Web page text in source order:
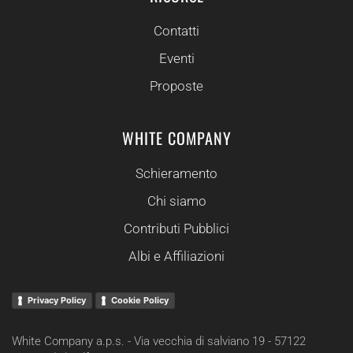
Contatti
Eventi
Proposte
WHITE COMPANY
Schieramento
Chi siamo
Contributi Pubblici
Albi e Affiliazioni
Privacy Policy Cookie Policy
White Company a.p.s. - Via vecchia di salviano 19 - 57122